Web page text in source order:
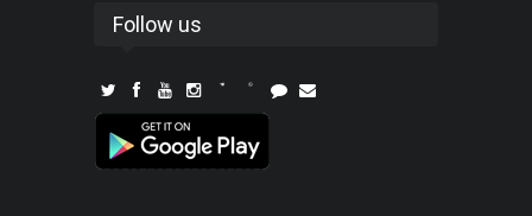
Follow us